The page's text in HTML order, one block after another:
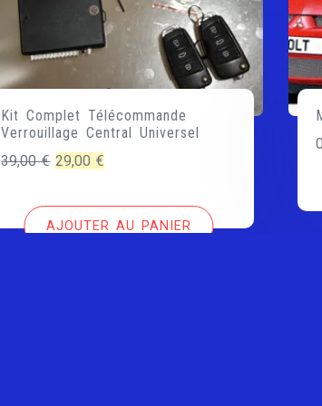
Kit Complet Télécommande
Verrouillage Central Universel
39,00€ Le
initial
était :
29,00€
actuel
est :
AJOUTER AU PANIER